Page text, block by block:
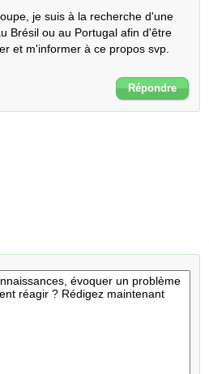
je suis à la recherche d'une
Brésil ou au Portugal afin d'être
et m'informer à ce propos svp.
Répondre